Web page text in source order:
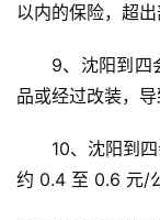
以内的保险，超出
9、沈阳到四
品或经过改装，
10、沈阳到
约 0.4 至 0.6 元/